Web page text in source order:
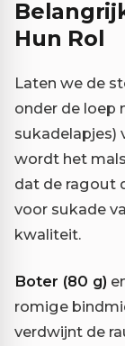
Hun Rol
Laten we de
onder de loep
sukadelapjes)
wordt het
dat de ragout
voor sukade
kwaliteit.
Boter (80 g)
romige
verdwijnt de